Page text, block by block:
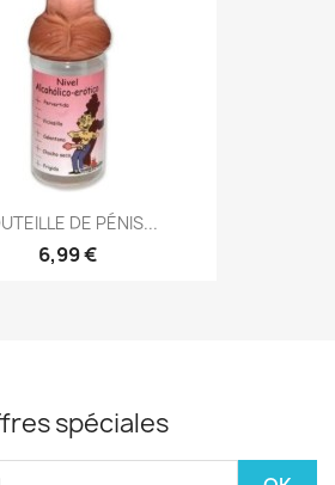
DE PÉNIS...
6,99 €
spéciales